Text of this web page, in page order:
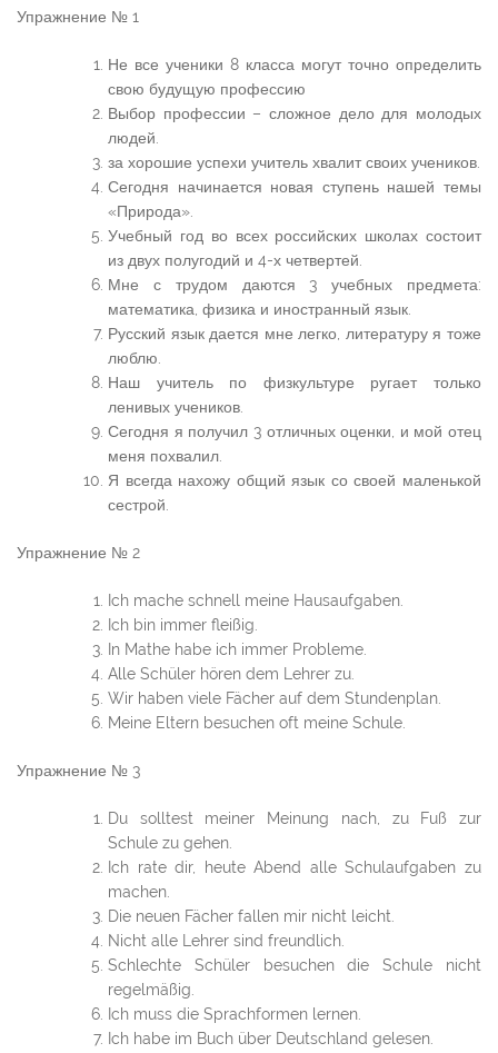
Упражнение № 1
Не все ученики 8 класса могут точно определить
свою будущую профессию
Выбор профессии – сложное дело для молодых
людей.
за хорошие успехи учитель хвалит своих учеников.
Сегодня начинается новая ступень нашей темы
«Природа».
Учебный год во всех российских школах состоит
из двух полугодий и 4-х четвертей.
Мне с трудом даются 3 учебных предмета:
математика, физика и иностранный язык.
Русский язык дается мне легко, литературу я тоже
люблю.
Наш учитель по физкультуре ругает только
ленивых учеников.
Сегодня я получил 3 отличных оценки, и мой отец
меня похвалил.
Я всегда нахожу общий язык со своей маленькой
сестрой.
Упражнение № 2
Ich mache schnell meine Hausaufgaben.
Ich bin immer fleißig.
In Mathe habe ich immer Probleme.
Alle Schüler hören dem Lehrer zu.
Wir haben viele Fächer auf dem Stundenplan.
Meine Eltern besuchen oft meine Schule.
Упражнение № 3
Du solltest meiner Meinung nach, zu Fuß zur
Schule zu gehen.
Ich rate dir, heute Abend alle Schulaufgaben zu
machen.
Die neuen Fächer fallen mir nicht leicht.
Nicht alle Lehrer sind freundlich.
Schlechte Schüler besuchen die Schule nicht
regelmäßig.
Ich muss die Sprachformen lernen.
Ich habe im Buch über Deutschland gelesen.